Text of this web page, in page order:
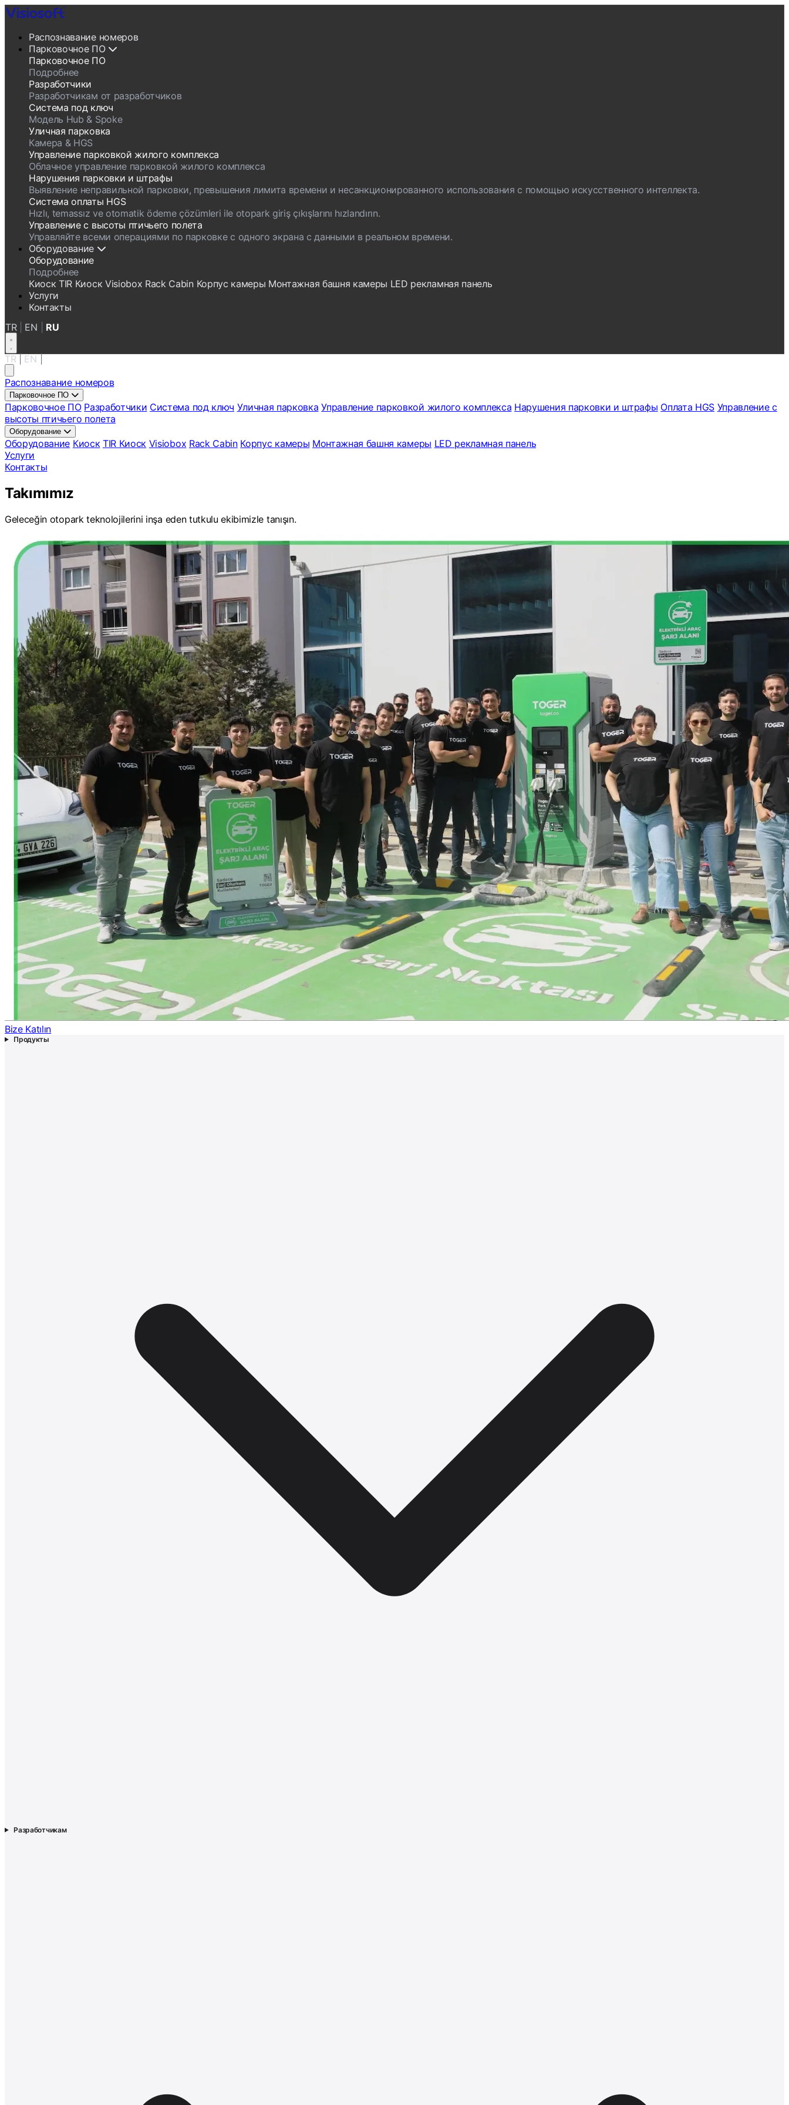
Распознавание номеров
Парковочное ПО
Парковочное ПО
Подробнее
Разработчики
Разработчикам от разработчиков
Система под ключ
Модель Hub & Spoke
Уличная парковка
Камера & HGS
Управление парковкой жилого комплекса
Облачное управление парковкой жилого комплекса
Нарушения парковки и штрафы
Выявление неправильной парковки, превышения лимита времени и несанкционированного использования с помощью искусственного интеллекта.
Система оплаты HGS
Hızlı, temassız ve otomatik ödeme çözümleri ile otopark giriş çıkışlarını hızlandırın.
Управление с высоты птичьего полета
Управляйте всеми операциями по парковке с одного экрана с данными в реальном времени.
Оборудование
Оборудование
Подробнее
Киоск TIR Киоск Visiobox Rack Cabin Корпус камеры Монтажная башня камеры LED рекламная панель
Услуги
Контакты
TR
EN RU
TR EN
Распознавание номеров
Парковочное ПО
Парковочное ПО Разработчики Система под ключ Уличная парковка Управление парковкой жилого комплекса Нарушения парковки и штрафы Оплата HGS Управление с
высоты птичьего полета
Оборудование
Оборудование Киоск TIR Киоск Visiobox Rack Cabin Корпус камеры Монтажная башня камеры LED рекламная панель
Услуги
Контакты
Takımımız
Geleceğin otopark teknolojilerini inşa eden tutkulu ekibimizle tanışın.
Bize Katılın
Продукты
Разработчикам